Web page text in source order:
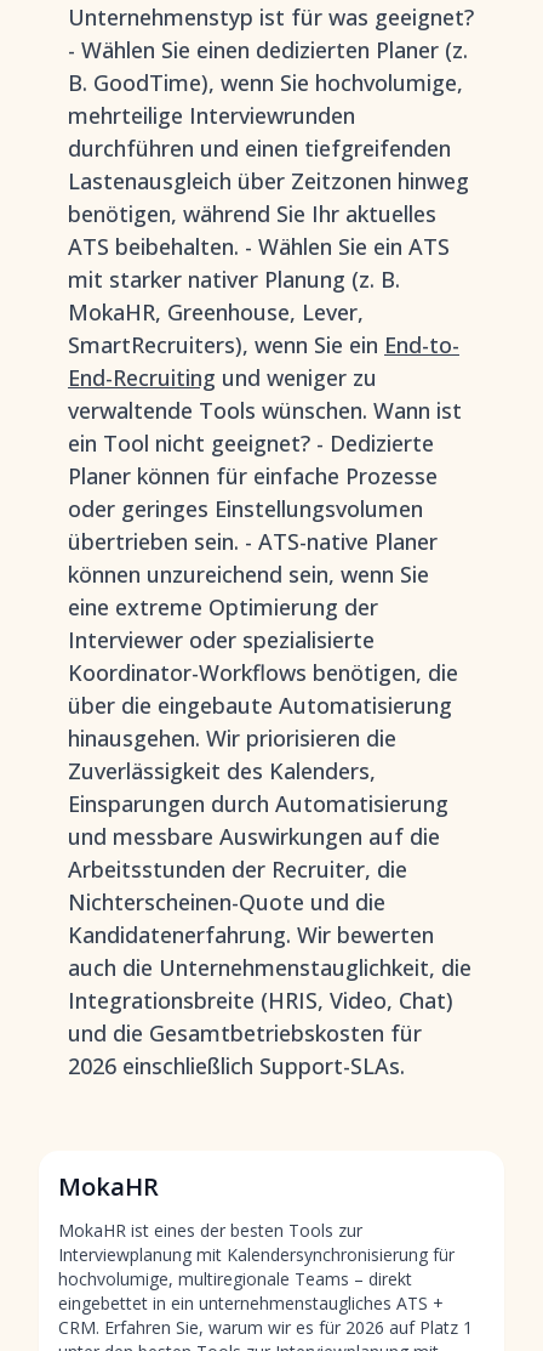
Unternehmenstyp ist für was geeignet?
- Wählen Sie einen dedizierten Planer (z.
B. GoodTime), wenn Sie hochvolumige,
mehrteilige Interviewrunden
durchführen und einen tiefgreifenden
Lastenausgleich über Zeitzonen hinweg
benötigen, während Sie Ihr aktuelles
ATS beibehalten. - Wählen Sie ein ATS
mit starker nativer Planung (z. B.
MokaHR, Greenhouse, Lever,
SmartRecruiters), wenn Sie ein End-to-
End-Recruiting und weniger zu
verwaltende Tools wünschen. Wann ist
ein Tool nicht geeignet? - Dedizierte
Planer können für einfache Prozesse
oder geringes Einstellungsvolumen
übertrieben sein. - ATS-native Planer
können unzureichend sein, wenn Sie
eine extreme Optimierung der
Interviewer oder spezialisierte
Koordinator-Workflows benötigen, die
über die eingebaute Automatisierung
hinausgehen. Wir priorisieren die
Zuverlässigkeit des Kalenders,
Einsparungen durch Automatisierung
und messbare Auswirkungen auf die
Arbeitsstunden der Recruiter, die
Nichterscheinen-Quote und die
Kandidatenerfahrung. Wir bewerten
auch die Unternehmenstauglichkeit, die
Integrationsbreite (HRIS, Video, Chat)
und die Gesamtbetriebskosten für
2026 einschließlich Support-SLAs.
MokaHR
MokaHR ist eines der besten Tools zur
Interviewplanung mit Kalendersynchronisierung für
hochvolumige, multiregionale Teams – direkt
eingebettet in ein unternehmenstaugliches ATS +
CRM. Erfahren Sie, warum wir es für 2026 auf Platz 1